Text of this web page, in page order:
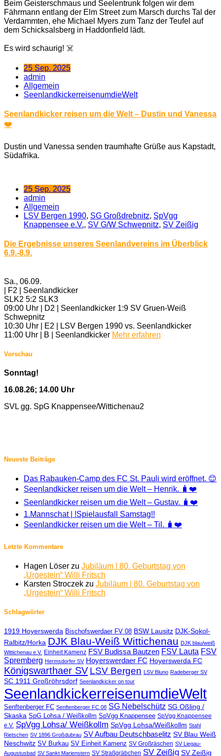
Beim Geisterschmaus und Seelentrunk folgen wir dem
Fährmann entlang der Elm Street zum Marsch durchs Tal der
Verdammten, ehe Michael Myers zum Tanz der Teufel auf
dem Schicksalsberg in Haddonfield lädt.
Es wird schaurig! ☠️
25 Sep. 2025
admin
Allgemein
SeenlandkickerreisenumdieWelt
Seenlandkicker reisen um die Welt – Dustin und Vanessa
❤️
Dustin und Vanessa senden traumhafte Grüße aus Kapstadt,
Südafrika.
25 Sep. 2025
admin
Allgemein
LSV Bergen 1990, SG Großdrebnitz, SpVgg
Knappensee e.V., SV G/W Schwepnitz, SV Zeißig
Die Ergebnisse unseres Seenlandvereins im Überblick
6.9.-8.9.
Sa., 06.09.
| F2 | Seenlandkicker
SLK2 5:2 SLK3
09:00 Uhr | D2 | Seenlandkicker 1:9 SV Gruen-Weiß
Schwepnitz
10:30 Uhr | E2 | LSV Bergen 1990 vs. Seenlandkicker
11:00 Uhr | B | Seenlandkicker Mehr erfahren
Vorschau
Sonntag!
16.08.26; 14.00 Uhr
SVL gg. SpG Knappensee/Wittichenau2
Neueste Beiträge
Das Rabauken-Camp des FC St. Pauli wird eröffnet. 😊
Seenlandkicker reisen um die Welt – Henrik. 🧳❤️
Seenlandkicker reisen um die Welt – Gustav. 🧳❤️
1.Mannschat | !Spielausfall Samstag!!
Seenlandkicker reisen um die Welt – Til. 🧳❤️
Letzte Kommentare
Hagen Löser zu Jubiläum | 80. Geburtstag von
„Urgestein“ Willi Fritsch
Karsten Stroczek zu Jubiläum | 80. Geburtstag von
„Urgestein“ Willi Fritsch
Schlagwörter
1919 Hoyerswerda Bischofswerdaer FV 08 BSW Lausitz DJK-Sokol-
Ralbitz/Horka DJK Blau-Weiß Wittichenau DJK blau/weiß
Wittichenau e.V. Einheit Kamenz FSV Budissa Bautzen FSV Lauta FSV
Spremberg Hermsdorfer SV Hoyerswerdaer FC Hoyerswerda FC
Königswarthaer SV LSV Bergen LSV Bluno Radeberger SV
SC 1911 Großröhrsdorf Seenlandkicker on tour
SeenlandkickerreisenumdieWelt
Senftenberger FC Senftenberger FC 08 SG Nebelschütz SG Oßling /
Skaska SpG Lohsa / Weißkollm SpVgg Knappensee SpVgg Knappensee
e.V. SpVgg Lohsa/ Weißkollm SpVgg Lohsa/Weißkollm Stahl
Rietschen SV 1896 Großdubrau SV Aufbau Deutschbaselitz SV Blau Weiß
Neschwitz SV Burkau SV Einheit Kamenz SV Großräschen SV Liegau-
Augustusbad SV Sankt Marienstern SV Straßgräbchen SV Zeißig SV Zeißig